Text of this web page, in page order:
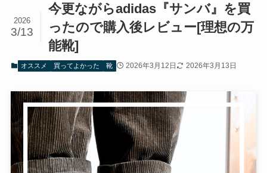
今更ながらadidas『サンバ』を買
ったので購入後レビュー[理想の万
能靴]
2026
3/13
オススメ 買ってよかった 靴 2026年3月12日 2026年3月13日